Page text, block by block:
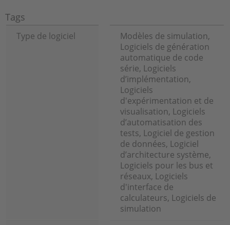
Tags
Type de logiciel
Modèles de simulation,
Logiciels de génération
automatique de code
série, Logiciels
d’implémentation,
Logiciels
d'expérimentation et de
visualisation, Logiciels
d’automatisation des
tests, Logiciel de gestion
de données, Logiciel
d’architecture système,
Logiciels pour les bus et
réseaux, Logiciels
d'interface de
calculateurs, Logiciels de
simulation